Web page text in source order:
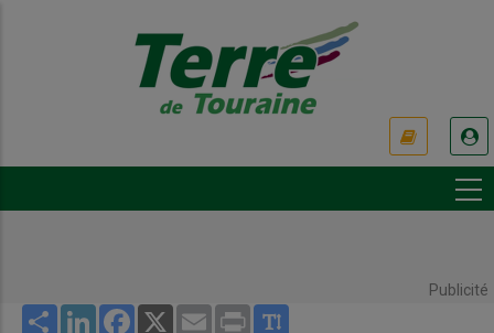
Publicité
Share LinkedInFacebook
X Email Print